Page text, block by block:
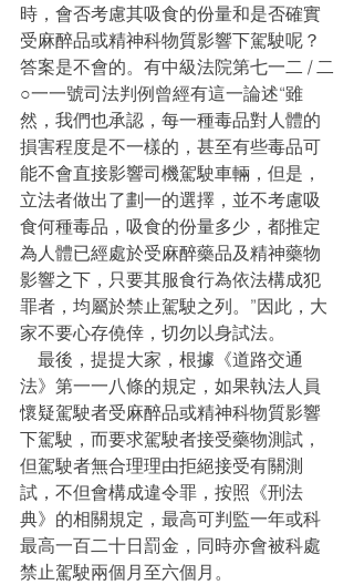
時，會否考慮其吸食的份量和是否確實
受麻醉品或精神科物質影響下駕駛呢？
答案是不會的。有中級法院第七一二 / 二
○一一號司法判例曾經有這一論述“雖
然，我們也承認，每一種毒品對人體的
損害程度是不一樣的，甚至有些毒品可
能不會直接影響司機駕駛車輛，但是，
立法者做出了劃一的選擇，並不考慮吸
食何種毒品，吸食的份量多少，都推定
為人體已經處於受麻醉藥品及精神藥物
影響之下，只要其服食行為依法構成犯
罪者，均屬於禁止駕駛之列。”因此，大
家不要心存僥倖，切勿以身試法。
最後，提提大家，根據《道路交通
法》第一一八條的規定，如果執法人員
懷疑駕駛者受麻醉品或精神科物質影響
下駕駛，而要求駕駛者接受藥物測試，
但駕駛者無合理理由拒絕接受有關測
試，不但會構成違令罪，按照《刑法
典》的相關規定，最高可判監一年或科
最高一百二十日罰金，同時亦會被科處
禁止駕駛兩個月至六個月。